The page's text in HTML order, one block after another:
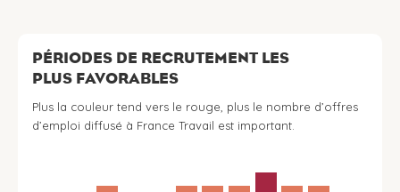
PÉRIODES DE RECRUTEMENT LES
PLUS FAVORABLES
Plus la couleur tend vers le rouge, plus le nombre d’offres
d’emploi diffusé à France Travail est important.